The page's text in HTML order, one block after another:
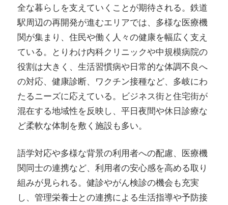
全な暮らしを支えていくことが期待される。鉄道
駅周辺の再開発が進むエリアでは、多様な医療機
関が集まり、住民や働く人々の健康を幅広く支え
ている。とりわけ内科クリニックや中規模病院の
役割は大きく、生活習慣病や日常的な体調不良へ
の対応、健康診断、ワクチン接種など、多岐にわ
たるニーズに応えている。ビジネス街と住宅街が
混在する地域性を反映し、平日夜間や休日診療な
ど柔軟な体制を敷く施設も多い。
語学対応や多様な背景の利用者への配慮、医療機
関同士の連携など、利用者の安心感を高める取り
組みが見られる。健診やがん検診の機会も充実
し、管理栄養士との連携による生活指導や予防接